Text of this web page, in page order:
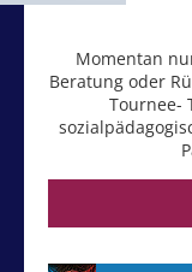
Momentan
Beratung oder
Tournee-